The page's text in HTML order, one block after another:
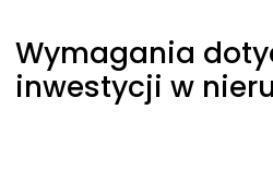
Wymagania
inwestycji w